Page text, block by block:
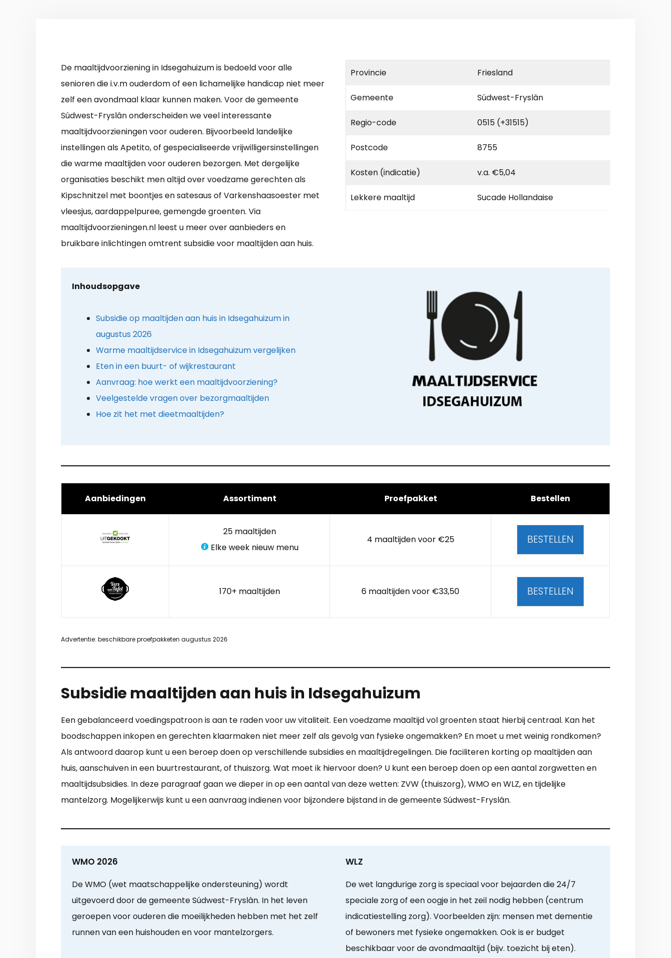
De maaltijdvoorziening in Idsegahuizum is bedoeld voor alle
senioren die i.v.m ouderdom of een lichamelijke handicap niet meer
zelf een avondmaal klaar kunnen maken. Voor de gemeente
Súdwest-Fryslân onderscheiden we veel interessante
maaltijdvoorzieningen voor ouderen. Bijvoorbeeld landelijke
instellingen als Apetito, of gespecialiseerde vrijwilligersinstellingen
die warme maaltijden voor ouderen bezorgen. Met dergelijke
organisaties beschikt men altijd over voedzame gerechten als
Kipschnitzel met boontjes en satesaus of Varkenshaasoester met
vleesjus, aardappelpuree, gemengde groenten. Via
maaltijdvoorzieningen.nl leest u meer over aanbieders en
bruikbare inlichtingen omtrent subsidie voor maaltijden aan huis.
Provincie Friesland
Gemeente Súdwest-Fryslân
Regio-code 0515 (+31515)
Postcode 8755
Kosten (indicatie) v.a. €5,04
Lekkere maaltijd Sucade Hollandaise
Inhoudsopgave
Subsidie op maaltijden aan huis in Idsegahuizum in
augustus 2026
Warme maaltijdservice in Idsegahuizum vergelijken
Eten in een buurt- of wijkrestaurant
Aanvraag: hoe werkt een maaltijdvoorziening?
Veelgestelde vragen over bezorgmaaltijden
Hoe zit het met dieetmaaltijden?
Aanbiedingen Assortiment Proefpakket Bestellen
25 maaltijden
Elke week nieuw menu
4 maaltijden voor €25 BESTELLEN
170+ maaltijden 6 maaltijden voor €33,50 BESTELLEN
Advertentie: beschikbare proefpakketen augustus 2026
Subsidie maaltijden aan huis in Idsegahuizum
Een gebalanceerd voedingspatroon is aan te raden voor uw vitaliteit. Een voedzame maaltijd vol groenten staat hierbij centraal. Kan het
boodschappen inkopen en gerechten klaarmaken niet meer zelf als gevolg van fysieke ongemakken? En moet u met weinig rondkomen?
Als antwoord daarop kunt u een beroep doen op verschillende subsidies en maaltijdregelingen. Die faciliteren korting op maaltijden aan
huis, aanschuiven in een buurtrestaurant, of thuiszorg. Wat moet ik hiervoor doen? U kunt een beroep doen op een aantal zorgwetten en
maaltijdsubsidies. In deze paragraaf gaan we dieper in op een aantal van deze wetten: ZVW (thuiszorg), WMO en WLZ, en tijdelijke
mantelzorg. Mogelijkerwijs kunt u een aanvraag indienen voor bijzondere bijstand in de gemeente Súdwest-Fryslân.
WMO 2026
De WMO (wet maatschappelijke ondersteuning) wordt
uitgevoerd door de gemeente Súdwest-Fryslân. In het leven
geroepen voor ouderen die moeilijkheden hebben met het zelf
runnen van een huishouden en voor mantelzorgers.
WLZ
De wet langdurige zorg is speciaal voor bejaarden die 24/7
speciale zorg of een oogje in het zeil nodig hebben (centrum
indicatiestelling zorg). Voorbeelden zijn: mensen met dementie
of bewoners met fysieke ongemakken. Ook is er budget
beschikbaar voor de avondmaaltijd (bijv. toezicht bij eten).